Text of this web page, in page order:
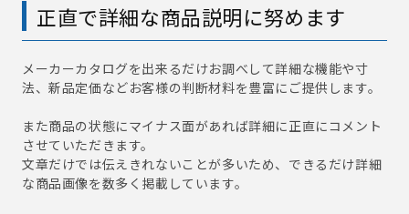
正直で詳細な商品説明に努めます
メーカーカタログを出来るだけお調べして詳細な機能や寸
法、新品定価などお客様の判断材料を豊富にご提供します。
また商品の状態にマイナス面があれば詳細に正直にコメント
させていただきます。
文章だけでは伝えきれないことが多いため、できるだけ詳細
な商品画像を数多く掲載しています。